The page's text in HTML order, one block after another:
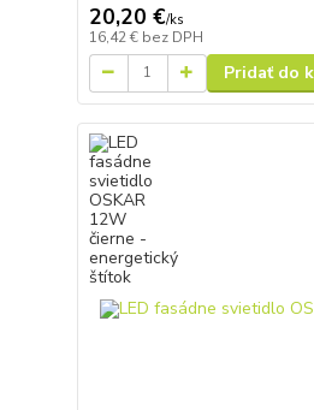
20,20 €/ks
16,42 € bez DPH
Pridať do